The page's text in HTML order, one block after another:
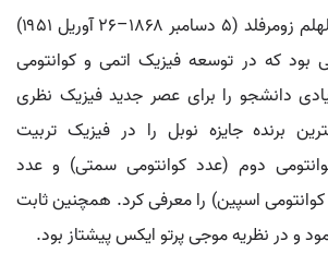
💡 آرنولد یوهانس ویلهلم زومرفلد (۵ دسامبر ۱۸۶۸–۲۶ آوریل ۱۹۵۱)
بود که در توسعه فیزیک اتمی و کوانتومی
دانشجو را برای عصر جدید فیزیک نظری
برنده جایزه نوبل را در فیزیک تربیت
دوم (عدد کوانتومی سمتی) و عدد
اسپین) را معرفی کرد. همچنین ثابت
و در نظریه موجی پرتو ایکس پیشتاز بود.